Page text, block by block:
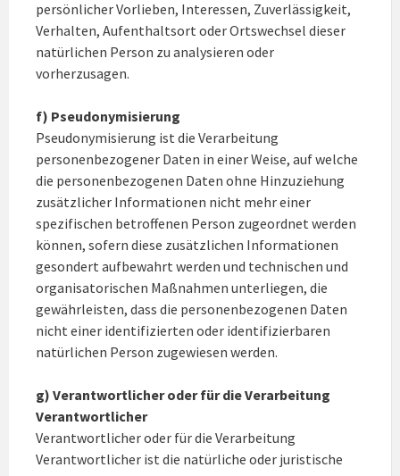
persönlicher Vorlieben, Interessen, Zuverlässigkeit,
Verhalten, Aufenthaltsort oder Ortswechsel dieser
natürlichen Person zu analysieren oder
vorherzusagen.
f) Pseudonymisierung
Pseudonymisierung ist die Verarbeitung
personenbezogener Daten in einer Weise, auf welche
die personenbezogenen Daten ohne Hinzuziehung
zusätzlicher Informationen nicht mehr einer
spezifischen betroffenen Person zugeordnet werden
können, sofern diese zusätzlichen Informationen
gesondert aufbewahrt werden und technischen und
organisatorischen Maßnahmen unterliegen, die
gewährleisten, dass die personenbezogenen Daten
nicht einer identifizierten oder identifizierbaren
natürlichen Person zugewiesen werden.
g) Verantwortlicher oder für die Verarbeitung
Verantwortlicher
Verantwortlicher oder für die Verarbeitung
Verantwortlicher ist die natürliche oder juristische